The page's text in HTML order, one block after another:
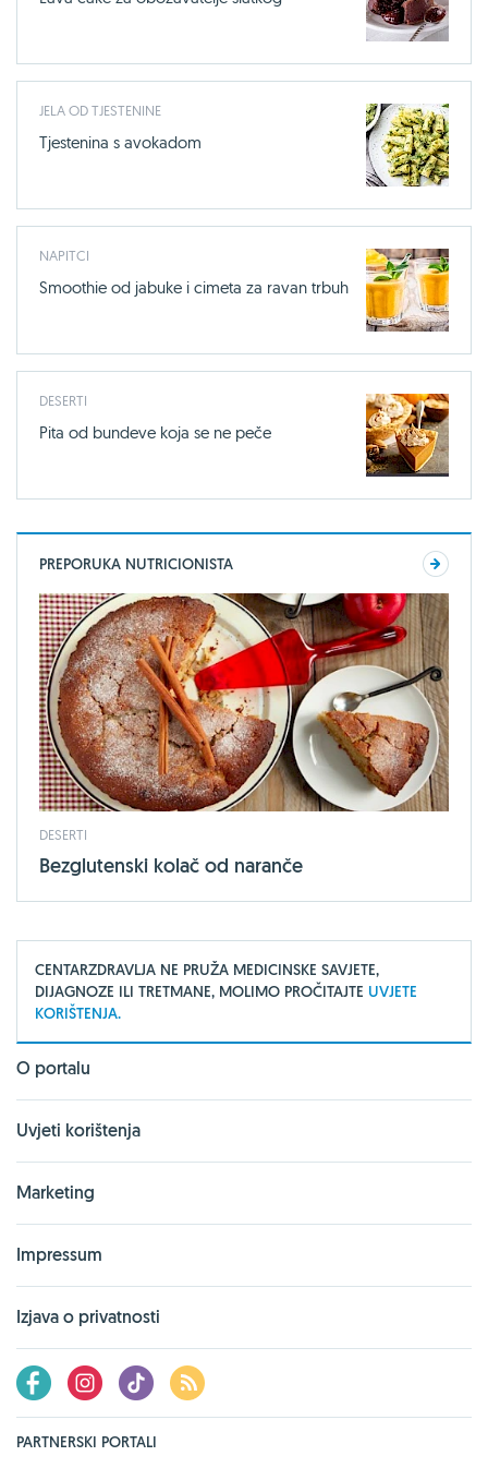
JELA OD TJESTENINE
Tjestenina s avokadom
NAPITCI
Smoothie od jabuke i cimeta za ravan trbuh
DESERTI
Pita od bundeve koja se ne peče
PREPORUKA NUTRICIONISTA
DESERTI
Bezglutenski kolač od naranče
CENTARZDRAVLJA NE PRUŽA MEDICINSKE SAVJETE,
DIJAGNOZE ILI TRETMANE, MOLIMO PROČITAJTE UVJETE
KORIŠTENJA.
O portalu
Uvjeti korištenja
Marketing
Impressum
Izjava o privatnosti
PARTNERSKI PORTALI